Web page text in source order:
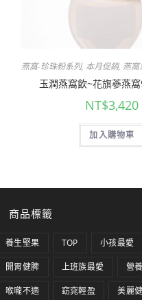
燕窩-珍珠粉系列, 本月促銷, 燕窩
玉潤燕窩飲~花旗蔘燕
NT$3,420
加入購物車
商品標籤
養生堅果 TOP 小孩最愛
開胃健脾 上班族最愛 營
喉嚨不適 窈窕輕盈 美麗